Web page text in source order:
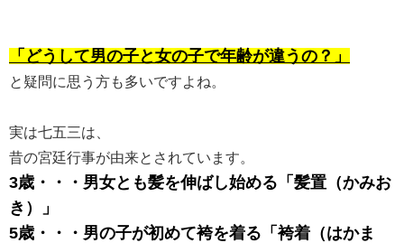
「どうして男の子と女の子で年齢が違うの？」
と疑問に思う方も多いですよね。
実は七五三は、
昔の宮廷行事が由来とされています。
3歳・・・男女とも髪を伸ばし始める「髪置（かみお
き）」
5歳・・・男の子が初めて袴を着る「袴着（はかま